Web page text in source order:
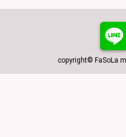
copyright© FaSoLa